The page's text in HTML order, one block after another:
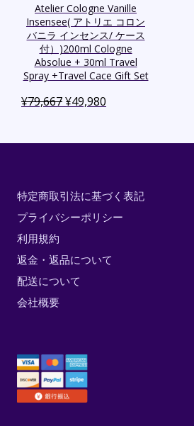
Atelier Cologne Vanille
Insensee( アトリエ コロン
バニラ インセンス/ ケース
付）)200ml Cologne
Absolue + 30ml Travel
Spray +Travel Cace Gift Set
¥79,667¥49,980
特定商取引法に基づく表記
プライバシーポリシー
利用規約
返金・返品について
配送について
会社概要